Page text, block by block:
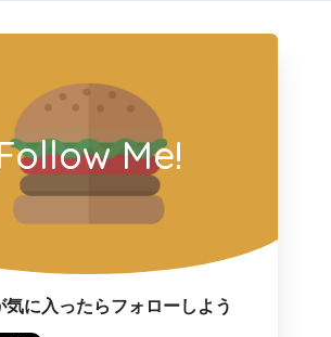
Me!
気に入ったらフォローしよう